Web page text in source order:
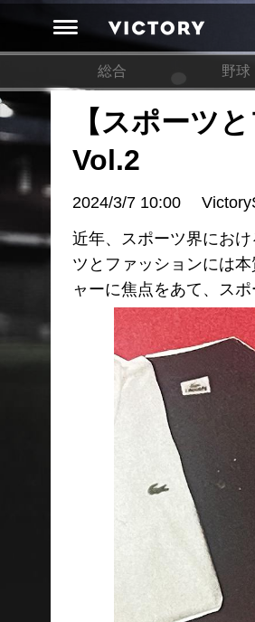
総合 野球
【スポーツ
Vol.2
2024/3/7 10:00
近年、スポーツ界にお
ツとファッションには
ャーに焦点をあて、ス